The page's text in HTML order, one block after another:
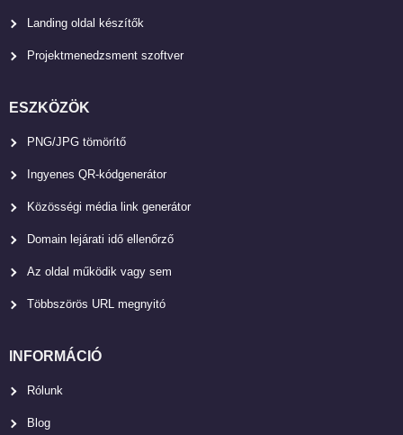
Landing oldal készítők
Projektmenedzsment szoftver
ESZKÖZÖK
PNG/JPG tömörítő
Ingyenes QR-kódgenerátor
Közösségi média link generátor
Domain lejárati idő ellenőrző
Az oldal működik vagy sem
Többszörös URL megnyitó
INFORMÁCIÓ
Rólunk
Blog